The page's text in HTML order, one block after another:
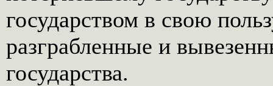
государством в свою
разграбленные и
государства.